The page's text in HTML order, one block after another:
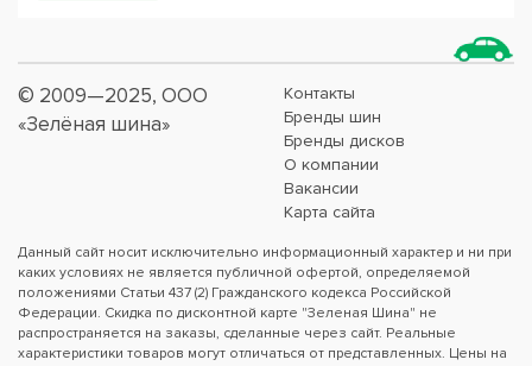
© 2009—2025, ООО
«Зелёная шина»
Контакты
Бренды шин
Бренды дисков
О компании
Вакансии
Карта сайта
Данный сайт носит исключительно информационный характер и ни при
каких условиях не является публичной офертой, определяемой
положениями Статьи 437 (2) Гражданского кодекса Российской
Федерации. Скидка по дисконтной карте "Зеленая Шина" не
распространяется на заказы, сделанные через сайт. Реальные
характеристики товаров могут отличаться от представленных. Цены на